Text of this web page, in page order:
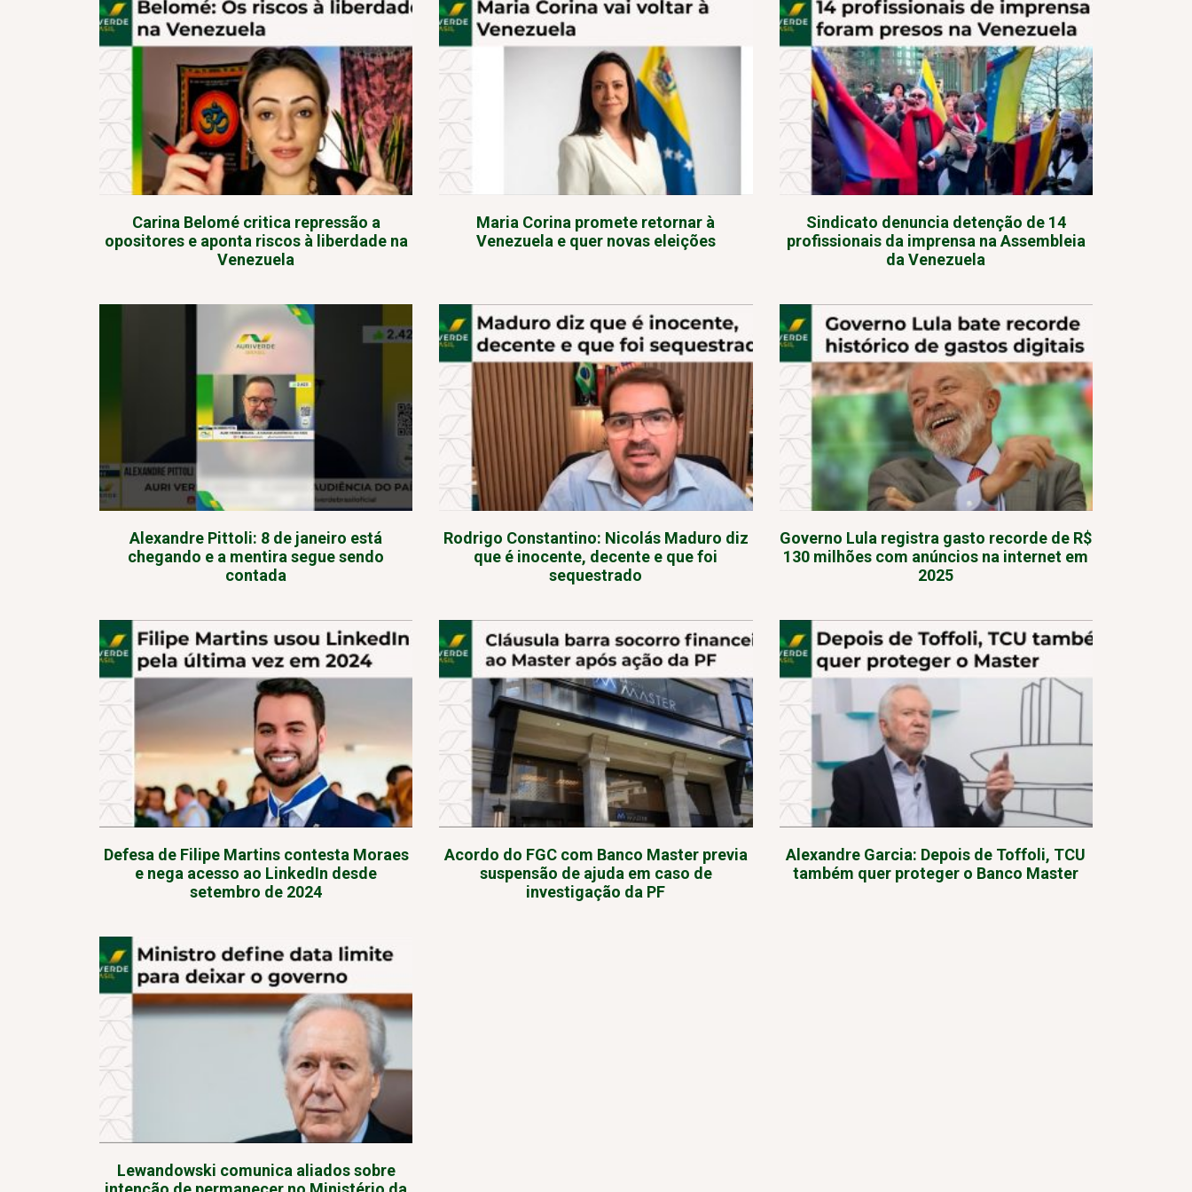
Carina Belomé critica repressão a
opositores e aponta riscos à liberdade na
Venezuela
Maria Corina promete retornar à
Venezuela e quer novas eleições
Sindicato denuncia detenção de 14
profissionais da imprensa na Assembleia
da Venezuela
Alexandre Pittoli: 8 de janeiro está
chegando e a mentira segue sendo
contada
Rodrigo Constantino: Nicolás Maduro diz
que é inocente, decente e que foi
sequestrado
Governo Lula registra gasto recorde de R$
130 milhões com anúncios na internet em
2025
Defesa de Filipe Martins contesta Moraes
e nega acesso ao LinkedIn desde
setembro de 2024
Acordo do FGC com Banco Master previa
suspensão de ajuda em caso de
investigação da PF
Alexandre Garcia: Depois de Toffoli, TCU
também quer proteger o Banco Master
Lewandowski comunica aliados sobre